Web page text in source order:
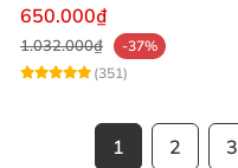
mạnh mẽ
650.000₫
1.032.000₫
-37%
(351)
1 2 3